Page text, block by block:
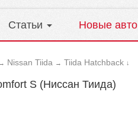
Статьи Новые авто
→ Nissan Tiida → Tiida Hatchback ↓
S (Ниссан Тиида)